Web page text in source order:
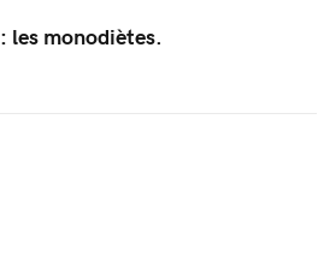
les monodiètes.